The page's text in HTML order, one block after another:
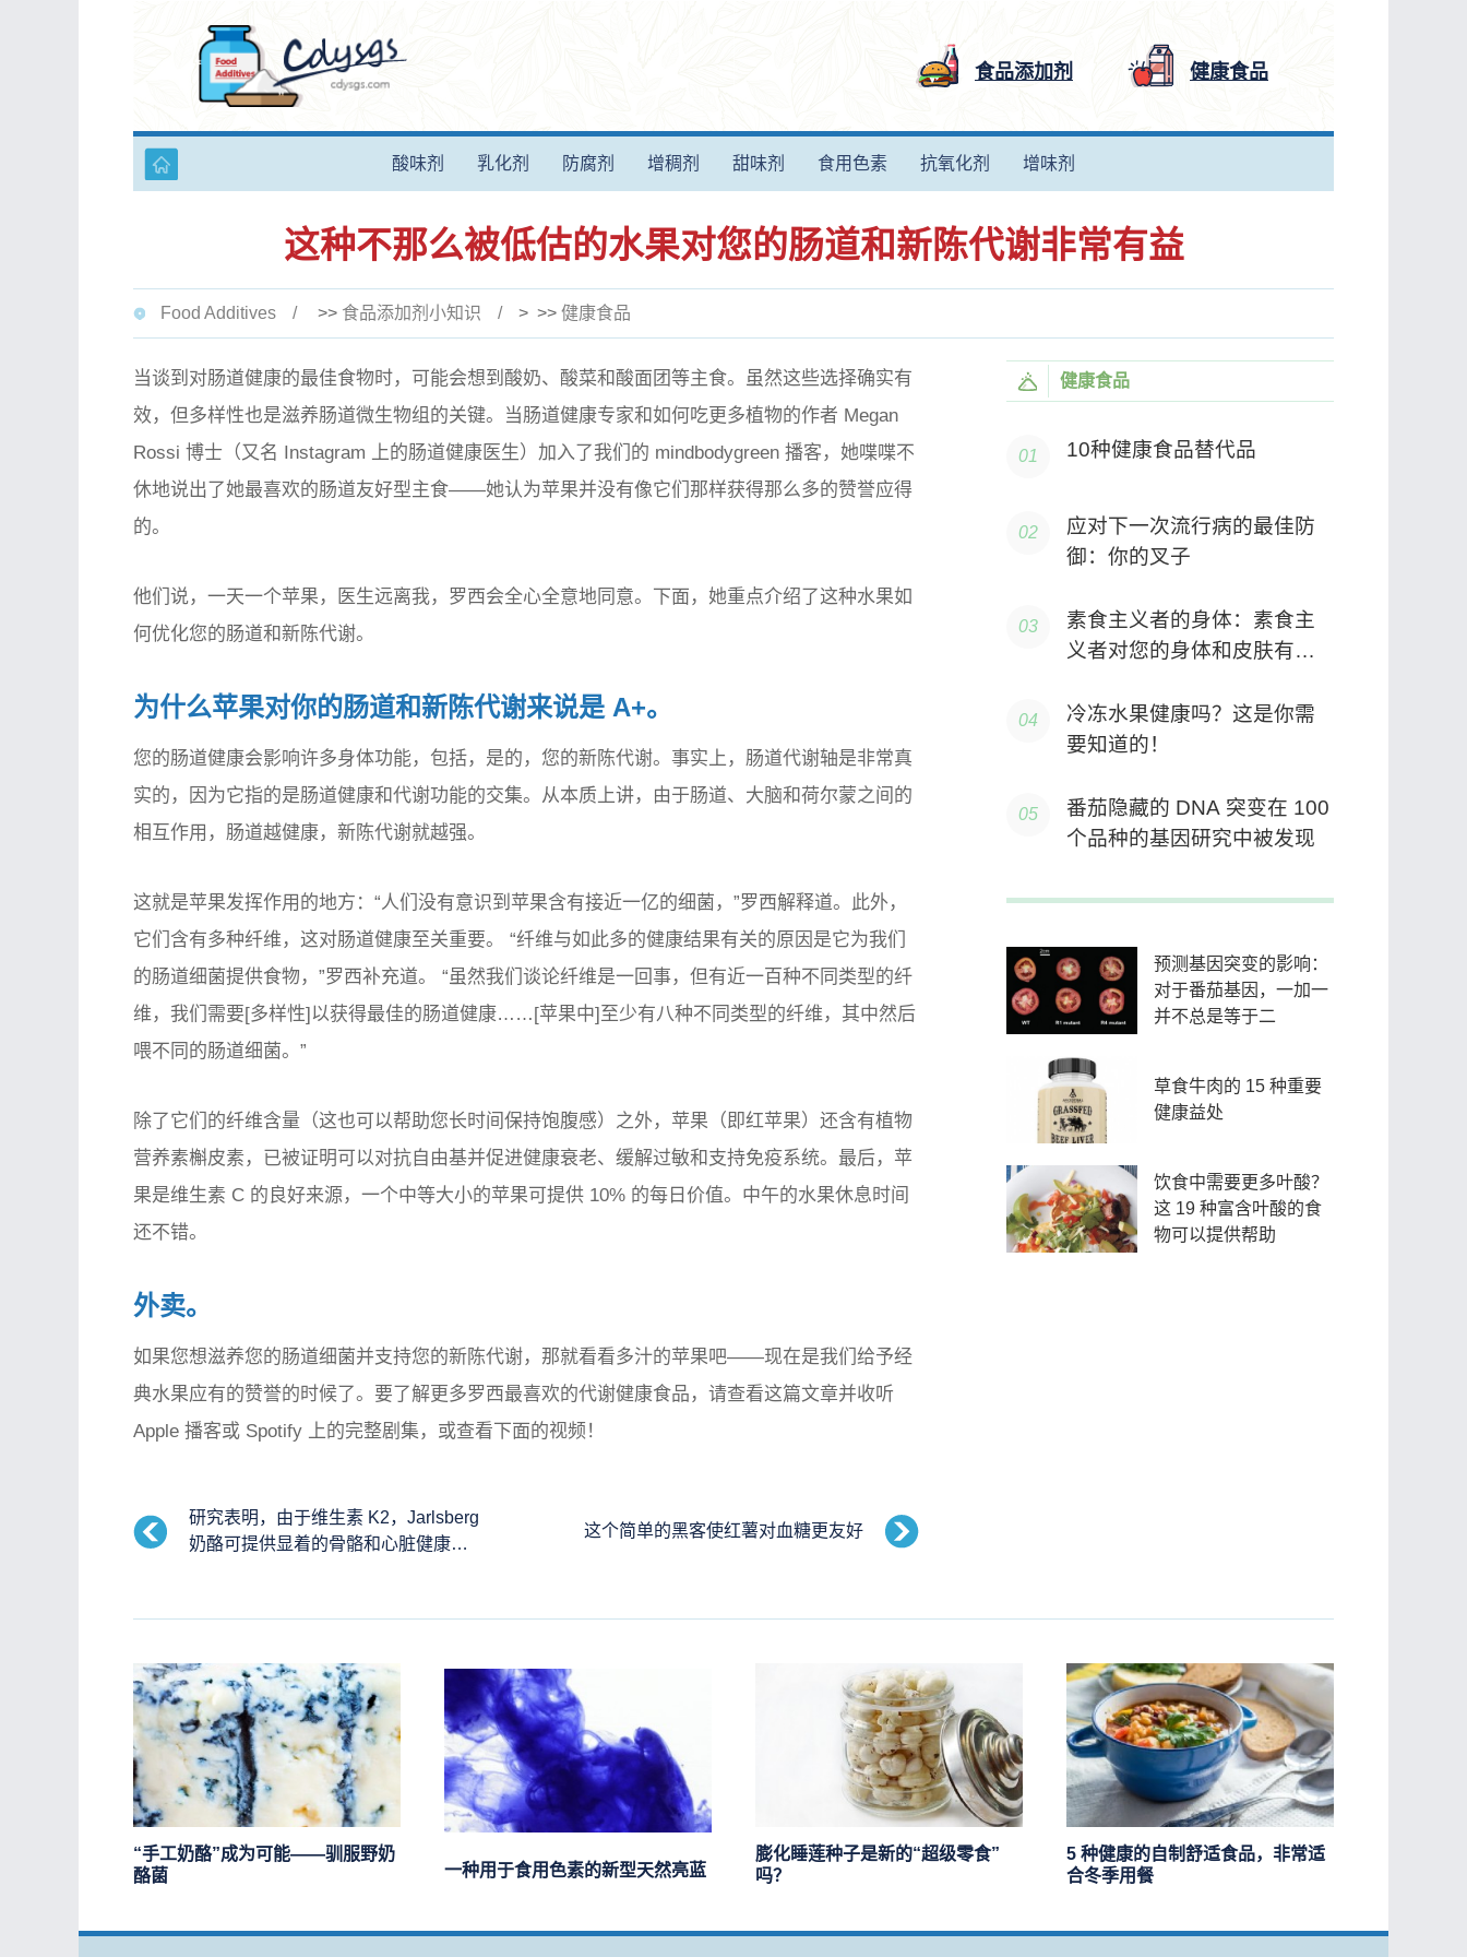
食品添加剂 健康食品
酸味剂 乳化剂 防腐剂 增稠剂 甜味剂 食用色素 抗氧化剂 增味剂
这种不那么被低估的水果对您的肠道和新陈代谢非常有益
Food Additives >> 食品添加剂小知识 > >> 健康食品
当谈到对肠道健康的最佳食物时，可能会想到酸奶、酸菜和酸面团等主食。虽然这些选择确实有
效，但多样性也是滋养肠道微生物组的关键。当肠道健康专家和如何吃更多植物的作者 Megan
Rossi 博士（又名 Instagram 上的肠道健康医生）加入了我们的 mindbodygreen 播客，她喋喋不
休地说出了她最喜欢的肠道友好型主食——她认为苹果并没有像它们那样获得那么多的赞誉应得
的。
他们说，一天一个苹果，医生远离我，罗西会全心全意地同意。下面，她重点介绍了这种水果如
何优化您的肠道和新陈代谢。
为什么苹果对你的肠道和新陈代谢来说是 A+。
您的肠道健康会影响许多身体功能，包括，是的，您的新陈代谢。事实上，肠道代谢轴是非常真
实的，因为它指的是肠道健康和代谢功能的交集。从本质上讲，由于肠道、大脑和荷尔蒙之间的
相互作用，肠道越健康，新陈代谢就越强。
这就是苹果发挥作用的地方：“人们没有意识到苹果含有接近一亿的细菌，”罗西解释道。此外，
它们含有多种纤维，这对肠道健康至关重要。 “纤维与如此多的健康结果有关的原因是它为我们
的肠道细菌提供食物，”罗西补充道。 “虽然我们谈论纤维是一回事，但有近一百种不同类型的纤
维，我们需要[多样性]以获得最佳的肠道健康……[苹果中]至少有八种不同类型的纤维，其中然后
喂不同的肠道细菌。”
除了它们的纤维含量（这也可以帮助您长时间保持饱腹感）之外，苹果（即红苹果）还含有植物
营养素槲皮素，已被证明可以对抗自由基并促进健康衰老、缓解过敏和支持免疫系统。最后，苹
果是维生素 C 的良好来源，一个中等大小的苹果可提供 10% 的每日价值。中午的水果休息时间
还不错。
外卖。
如果您想滋养您的肠道细菌并支持您的新陈代谢，那就看看多汁的苹果吧——现在是我们给予经
典水果应有的赞誉的时候了。要了解更多罗西最喜欢的代谢健康食品，请查看这篇文章并收听
Apple 播客或 Spotify 上的完整剧集，或查看下面的视频！
研究表明，由于维生素 K2，Jarlsberg
奶酪可提供显着的骨骼和心脏健康益
这个简单的黑客使红薯对血糖更友好
健康食品
10种健康食品替代品
应对下一次流行病的最佳防
御：你的叉子
素食主义者的身体：素食主
义者对您的身体和皮肤有什
冷冻水果健康吗？这是你需
要知道的！
番茄隐藏的 DNA 突变在 100
个品种的基因研究中被发现
预测基因突变的影响：
对于番茄基因，一加一
并不总是等于二
草食牛肉的 15 种重要
健康益处
饮食中需要更多叶酸？
这 19 种富含叶酸的食
物可以提供帮助
“手工奶酪”成为可能——驯服野奶
酪菌
一种用于食用色素的新型天然亮蓝
膨化睡莲种子是新的“超级零食”
吗？
5 种健康的自制舒适食品，非常适
合冬季用餐